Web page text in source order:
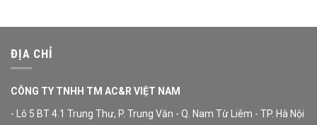
ĐỊA CHỈ
CÔNG TY TNHH TM AC&R VIỆT NAM
- Lô 5 BT 4.1 Trung Thư, P. Trung Văn - Q. Nam Từ Liêm - TP. Hà Nội